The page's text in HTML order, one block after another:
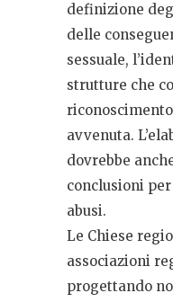
definizione
delle
sessuale,
strutture che
avvenuta.
dovrebbe
conclusioni
abusi.
Le Chiese
associazioni
progettando